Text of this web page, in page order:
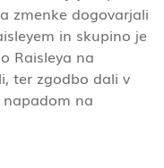
zmenke dogovarjali
in skupino je
Raisleya na
ter zgodbo dali v
napadom na